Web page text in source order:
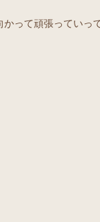
って頑張っていっ